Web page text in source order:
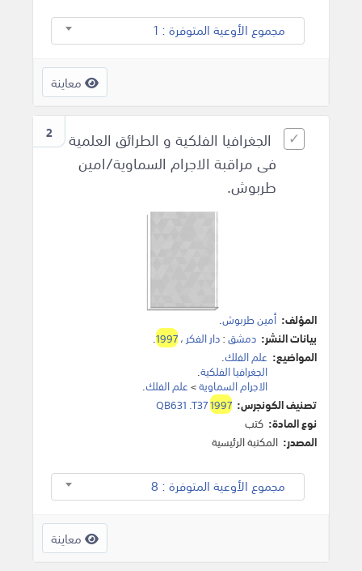
مجموع الأوعية المتوفرة : 1
معاينة
2
الجغرافيا الفلكية و الطرائق العلمية
فى مراقبة الاجرام السماوية/امين
طربوش.
المؤلف: أمين طربوش.
بيانات النشر: دمشق:دار الفكر ،1997
.
المواضيع: علم الفلك.
الجغرافيا الفلكية.
الاجرام السماوية>علم الفلك.
تصنيف الكونجرس:
QB631 .T371997
نوع المادة: كتب
المصدر: المكتبة الرئيسية
مجموع الأوعية المتوفرة : 8
معاينة